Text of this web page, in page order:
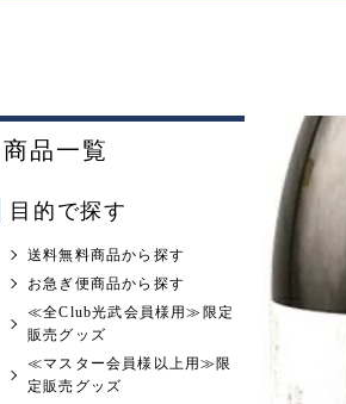
商品一覧
目的で探す
送料無料商品から探す
お急ぎ便商品から探す
≪全Club光武会員様用≫限定
販売グッズ
≪マスター会員様以上用≫限
定販売グッズ